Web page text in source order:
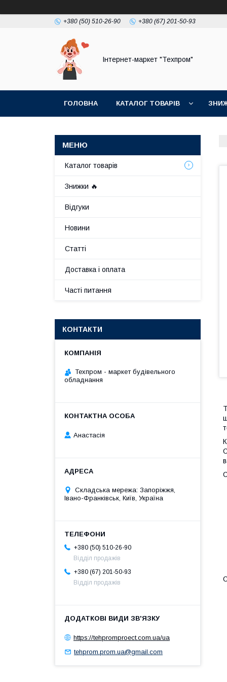
+380 (50) 510-26-90 +380 (67) 201-50-93
Інтернет-маркет "Техпром"
ГОЛОВНА КАТАЛОГ ТОВАРIВ
Каталог товарiв
Знижки 🔥
Відгуки
Новини
Статті
Доставка і оплата
Часті питання
КОНТАКТИ
Техпром - маркет будівельного
обладнання
Анастасія
Складська мережа: Запоріжжя,
Івано-Франківськ, Київ, Україна
+380 (50) 510-26-90
Відділ продажів
+380 (67) 201-50-93
Відділ продажів
https://tehpromproect.com.ua/ua
tehprom.prom.ua@gmail.com